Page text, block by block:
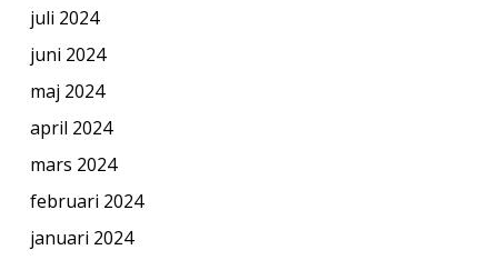
juli 2024
juni 2024
maj 2024
april 2024
mars 2024
februari 2024
januari 2024